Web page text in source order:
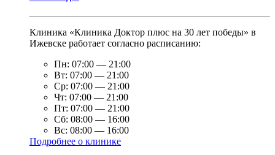
Клиника «Клиника Доктор плюс на 30 лет победы» в
Ижевске работает согласно расписанию:
Пн: 07:00 — 21:00
Вт: 07:00 — 21:00
Ср: 07:00 — 21:00
Чт: 07:00 — 21:00
Пт: 07:00 — 21:00
Сб: 08:00 — 16:00
Вс: 08:00 — 16:00
Подробнее о клинике